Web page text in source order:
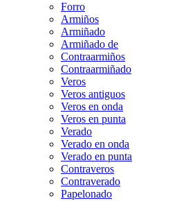
Forro
Armiños
Armiñado
Armiñado de
Contraarmiños
Contraarmiñado
Veros
Veros antiguos
Veros en onda
Veros en punta
Verado
Verado en onda
Verado en punta
Contraveros
Contraverado
Papelonado